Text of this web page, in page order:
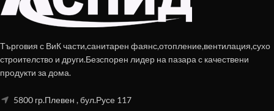
Търговия с ВиК части,санитарен фаянс,отопление,вентилация,сухо
строителство и други.Безспорен лидер на пазара с качествени
продукти за дома.
5800 гр.Плевен , бул.Русе 117